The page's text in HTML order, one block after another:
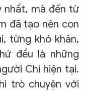
nhất, mà đến từ
đã tạo nên con
từng khó khăn,
đều là những
Chi hiện tại.
trò chuyện với